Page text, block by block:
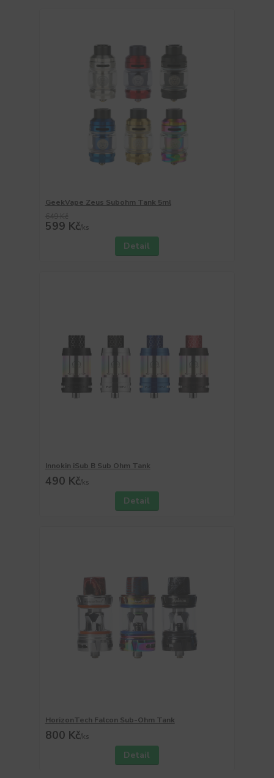
GeekVape Zeus Subohm Tank 5ml
599 Kč/ks
Detail
Innokin iSub B Sub Ohm Tank
490 Kč/ks
Detail
HorizonTech Falcon Sub-Ohm Tank
800 Kč/ks
Detail